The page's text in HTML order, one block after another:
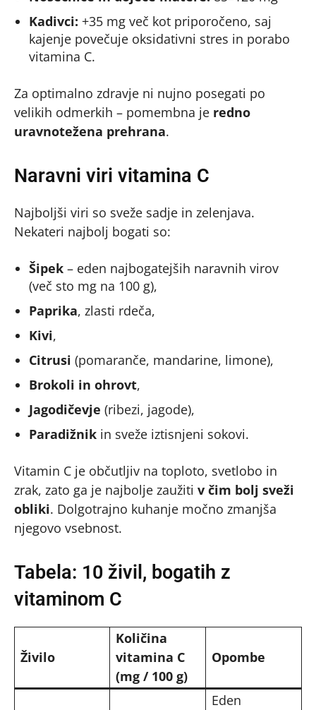
Kadivci: +35 mg več kot priporočeno, saj
kajenje povečuje oksidativni stres in porabo
vitamina C.
Za optimalno zdravje ni nujno posegati po
velikih odmerkih – pomembna je redno
uravnotežena prehrana.
Naravni viri vitamina C
Najboljši viri so sveže sadje in zelenjava.
Nekateri najbolj bogati so:
Šipek – eden najbogatejših naravnih virov
(več sto mg na 100 g),
Paprika, zlasti rdeča,
Kivi,
Citrusi (pomaranče, mandarine, limone),
Brokoli in ohrovt,
Jagodičevje (ribezi, jagode),
Paradižnik in sveže iztisnjeni sokovi.
Vitamin C je občutljiv na toploto, svetlobo in
zrak, zato ga je najbolje zaužiti v čim bolj sveži
obliki. Dolgotrajno kuhanje močno zmanjša
njegovo vsebnost.
Tabela: 10 živil, bogatih z
vitaminom C
Živilo
Količina
vitamina C
(mg / 100 g)
Opombe
Eden